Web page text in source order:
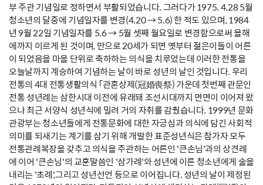
부 주관 기념일로 정하면서 부활되었습니다. 그러다가 1975. 4.28 5월
청소년의 달중에 기념일자를 변경(4.20 → 5.6) 한 적도 있으며, 1984
년 9월 22일 기념일자를 5.6 → 5월 셋째 월요일로 변경함으로써 올해
에까지 이르게 된 것이며, 만으로 20세가 되면 옛부터 젊은이들이 어른
이 되었음을 마을 단위로 축하하는 의식을 치루었는데 이러한 전통을
오늘날까지 계승하여 기념하는 날이 바로 성년의 날인 것입니다. 우리
전통의 4대 전통생활의식 「관혼상제(冠婚喪祭) 가운데 첫번째 관문인
전통 성년례는 삼한시대 이전에 유래돼 조선시대까지 면면이 이어져 왔
으나 최근 서양식 성년식에 밀려 거의 자취를 감췄습니다. 1999년 문화
관광부는 청소년들에게 전통문화에 대한 자긍심과 의식에 담긴 사회적
의미를 되새기는 계기를 삼기 위해 개발한 표준성년식은 참가자 모두
전통관례복장을 갖추고 의식을 주관하는 어른인 '큰손님'과의 상견례
에 이어 '큰손님'의 교훈말씀인 '삼가례'와 성년에 이른 청소년에게 술을
내리는 '초례',그리고 성년선언 등으로 이어집니다. 성년의 날이 제정된